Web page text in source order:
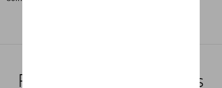
Produits recommandés